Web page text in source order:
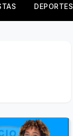
DEPORTES